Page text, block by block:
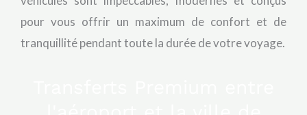
pour vous offrir un maximum de confort et de
tranquillité pendant toute la durée de votre voyage.